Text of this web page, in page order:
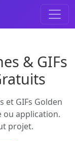
& GIFs
et GIFs Golden
ou application.
projet.